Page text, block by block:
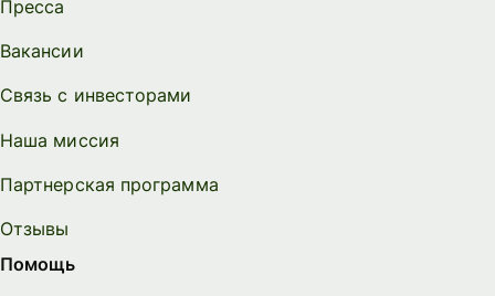
Пресса
Вакансии
Связь с инвесторами
Наша миссия
Партнерская программа
Отзывы
Помощь